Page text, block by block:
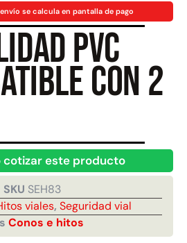
se calcula en pantalla de pago
PVC
con 2
cotizar este producto
SKU SEH83
viales, Seguridad vial
Conos e hitos
$9.558.557
$4.790.000
Agregar al carrito